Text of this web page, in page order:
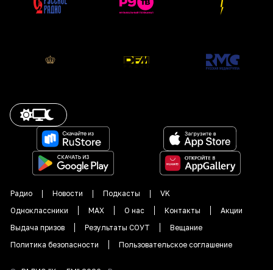
Радио Новости Подкасты
VK
Одноклассники
MAX О нас Контакты
Акции
Выдача призов
Результаты СОУТ
Вещание
Политика безопасности
Пользовательское соглашение